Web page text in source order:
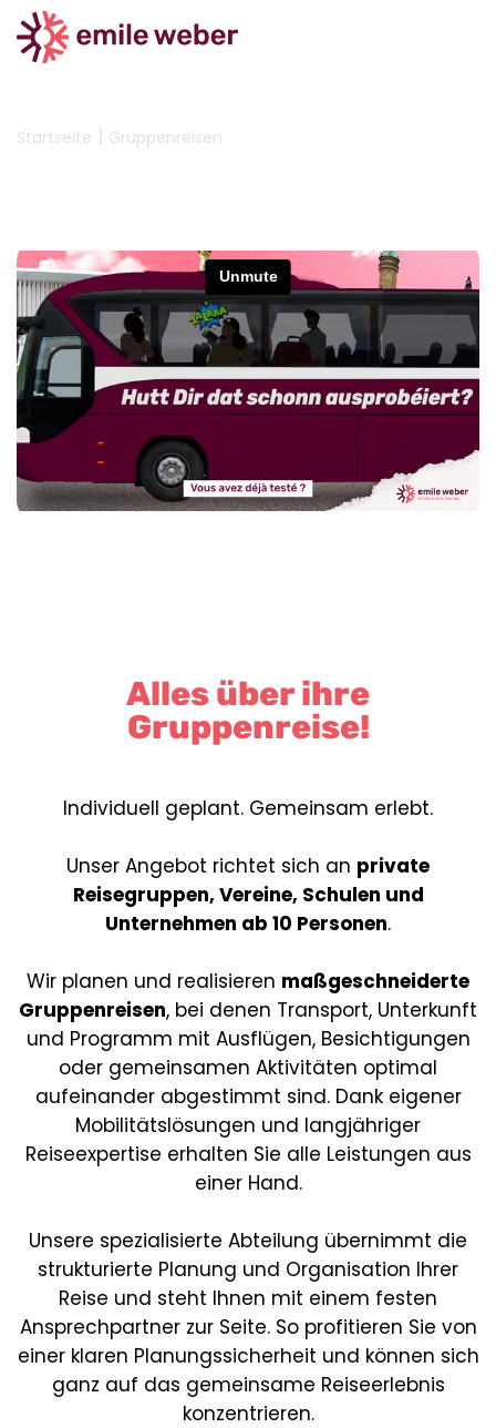
Startseite | Gruppenreisen
Alles über ihre
Gruppenreise!
Individuell geplant. Gemeinsam erlebt.
Unser Angebot richtet sich an private
Reisegruppen, Vereine, Schulen und
Unternehmen ab 10 Personen.
Wir planen und realisieren maßgeschneiderte
Gruppenreisen, bei denen Transport, Unterkunft
und Programm mit Ausflügen, Besichtigungen
oder gemeinsamen Aktivitäten optimal
aufeinander abgestimmt sind. Dank eigener
Mobilitätslösungen und langjähriger
Reiseexpertise erhalten Sie alle Leistungen aus
einer Hand.
Unsere spezialisierte Abteilung übernimmt die
strukturierte Planung und Organisation Ihrer
Reise und steht Ihnen mit einem festen
Ansprechpartner zur Seite. So profitieren Sie von
einer klaren Planungssicherheit und können sich
ganz auf das gemeinsame Reiseerlebnis
konzentrieren.